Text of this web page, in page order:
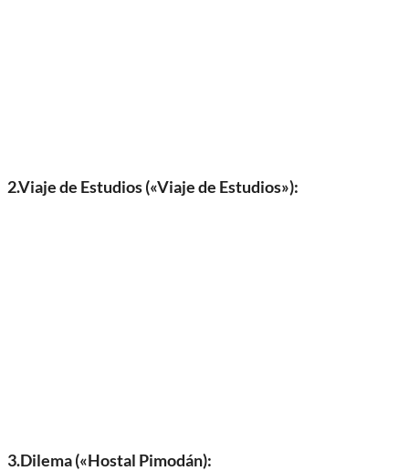
2.Viaje de Estudios («Viaje de Estudios»):
3.Dilema («Hostal Pimodán):